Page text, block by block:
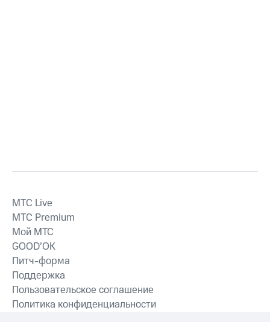
MTС Live
MTС Premium
Мой МТС
GOOD’OK
Питч-форма
Поддержка
Пользовательское соглашение
Политика конфиденциальности